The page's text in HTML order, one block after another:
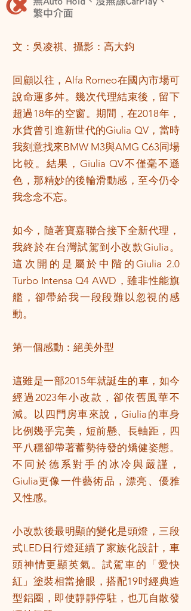
文：吳凌祺、攝影：高大鈞
回顧以往，Alfa Romeo在國內市場可
說命運多舛。幾次代理結束後，留下
超過18年的空窗。期間，在2018年，
水貨曾引進新世代的Giulia QV，當時
我刻意找來BMW M3與AMG C63同場
比較。結果，Giulia QV不僅毫不遜
色，那精妙的後輪滑動感，至今仍令
我念念不忘。
如今，隨著寶嘉聯合接下全新代理，
我終於在台灣試駕到小改款Giulia。
這次開的是屬於中階的Giulia 2.0
Turbo Intensa Q4 AWD，雖非性能旗
艦，卻帶給我一段段難以忽視的感
動。
第一個感動：絕美外型
這雖是一部2015年就誕生的車，如今
經過2023年小改款，卻依舊風華不
減。以四門房車來說，Giulia的車身
比例幾乎完美，短前懸、長軸距，四
平八穩卻帶著蓄勢待發的矯健姿態。
不同於德系對手的冰冷與嚴謹，
Giulia更像一件藝術品，漂亮、優雅
又性感。
小改款後最明顯的變化是頭燈，三段
式LED日行燈延續了家族化設計，車
頭神情更顯英氣。試駕車的「愛快
紅」塗裝相當搶眼，搭配19吋經典造
型鋁圈，即使靜靜停駐，也兀自散發